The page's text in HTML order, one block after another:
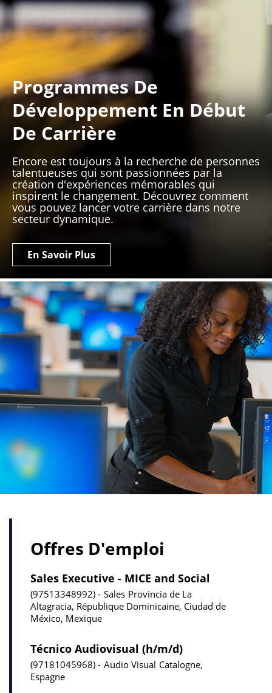
Programmes De
Développement En Début
De Carrière
Encore est toujours à la recherche de personnes
talentueuses qui sont passionnées par la
création d'expériences mémorables qui
inspirent le changement. Découvrez comment
vous pouvez lancer votre carrière dans notre
secteur dynamique.
En Savoir Plus
Offres D'emploi
Sales Executive - MICE and Social
97513348992 Sales Provincia de La
Altagracia, République Dominicaine, Ciudad de
México, Mexique
Técnico Audiovisual (h/m/d)
97181045968 Audio Visual Catalogne,
Espagne